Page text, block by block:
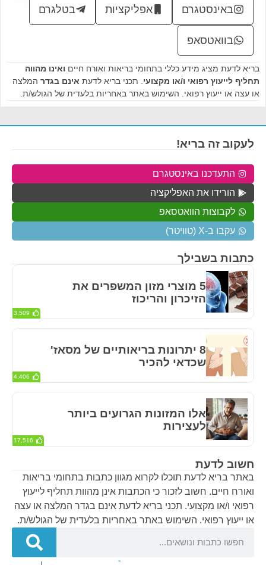
באינסטגרם אפליקציות בטלגרם
בוואטסאפ
בריא לדעת מציג מידע כללי בתחומי בריאות ואורח חיים ואינו מהווה
תחליף לייעוץ רפואי ו/או מקצועי . תכני בריא לדעת אינם בגדר המלצה
או עצה או ייעוץ רפואי. השימוש באתר באחריות בלעדית של הגולש/ת.
חשוב לדעת
באתר בריא לדעת תוכלו לקרוא מגוון כתבות בתחומי בריאות
ואורח חיים. חשוב לזכור כי הכתבות אינן מהוות תחליף לייעוץ
רפואי ו/או מקצועי. תכני בריא לדעת אינם בגדר המלצה או עצה
או ייעוץ רפואי. השימוש באתר באחריות בלעדית של הגולש/ת.
כתבות בשבילך
5 מוצרי מזון המשפרים את
הזיכרון והריכוז
3,509
8 יתרונות בריאותיים של מסאז'
שכדאי להכיר
4,406
אלו המזונות הגרועים ביותר
לעצירות
17,516
לעקוב זה בריא!
התעדכנו באינסטגרם
הורידו את האפליקציה
לקבוצות הוואטסאפ
עקבו ב-X (טוויטר)